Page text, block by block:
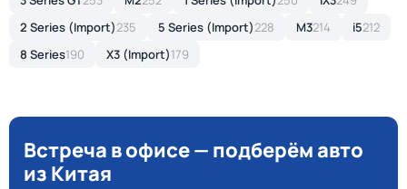
2 Series (Import)235 5 Series (Import)228 M3214 i5212
8 Series190 X3 (Import)179
Встреча в офисе — подберём авто
из Китая